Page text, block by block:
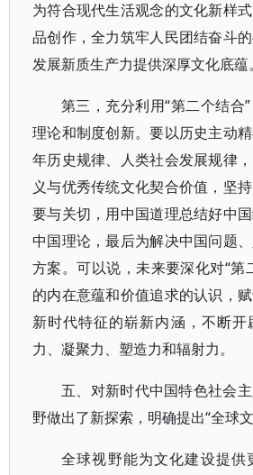
为符合现代生活观念的文化新样
品创作，全力筑牢人民团结奋斗
发展新质生产力提供深厚文化底蕴。
第三，充分利用“第二个结合
理论和制度创新。要以历史主动
年历史规律、人类社会发展规律
义与优秀传统文化契合价值，坚
要与关切，用中国道理总结好中
中国理论，最后为解决中国问题
方案。可以说，未来要深化对“第
的内在意蕴和价值追求的认识，
新时代特征的崭新内涵，不断开
力、凝聚力、塑造力和辐射力。
五、对新时代中国特色社会
野做出了新探索，明确提出“全球
全球视野能为文化建设提供